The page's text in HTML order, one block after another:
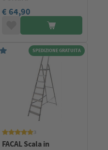
€ 64,90
SPEDIZIONE GRATUITA
FACAL Scala in